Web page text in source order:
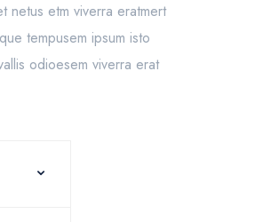
netus etm viverra eratmert
tempusem ipsum isto
odioesem viverra erat